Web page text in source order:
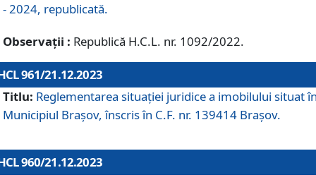
- 2024, republicată.
Observații : Republică H.C.L. nr. 1092/2022.
961/21.12.2023
Titlu: Reglementarea situației juridice a imobilului situat
Municipiul Brașov, înscris în C.F. nr. 139414 Brașov.
960/21.12.2023